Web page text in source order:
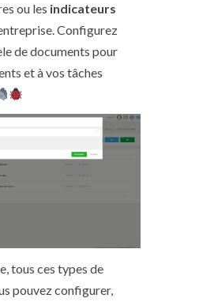
ou les indicateurs
Configurez
de documents pour
et à vos tâches
tous ces types de
pouvez configurer,